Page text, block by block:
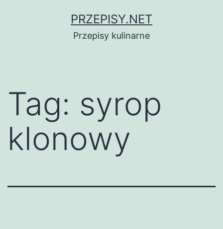
PRZEPISY.NET
Przepisy kulinarne
Tag: syrop
klonowy